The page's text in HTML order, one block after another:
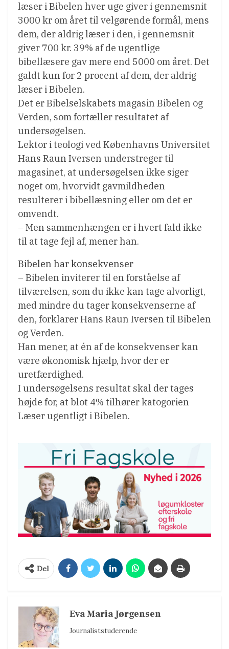
læser i Bibelen hver uge giver i gennemsnit
3000 kr om året til velgørende formål, mens
dem, der aldrig læser i den, i gennemsnit
giver 700 kr. 39% af de ugentlige
bibellæsere gav mere end 5000 om året. Det
galdt kun for 2 procent af dem, der aldrig
læser i Bibelen.
Det er Bibelselskabets magasin Bibelen og
Verden, som fortæller resultatet af
undersøgelsen.
Lektor i teologi ved Københavns Universitet
Hans Raun Iversen understreger til
magasinet, at undersøgelsen ikke siger
noget om, hvorvidt gavmildheden
resulterer i bibellæsning eller om det er
omvendt.
– Men sammenhængen er i hvert fald ikke
til at tage fejl af, mener han.
Bibelen har konsekvenser
– Bibelen inviterer til en forståelse af
tilværelsen, som du ikke kan tage alvorligt,
med mindre du tager konsekvenserne af
den, forklarer Hans Raun Iversen til Bibelen
og Verden.
Han mener, at én af de konsekvenser kan
være økonomisk hjælp, hvor der er
uretfærdighed.
I undersøgelsens resultat skal der tages
højde for, at blot 4% tilhører katogorien
Læser ugentligt i Bibelen.
Del
Eva Maria Jørgensen
Journaliststuderende